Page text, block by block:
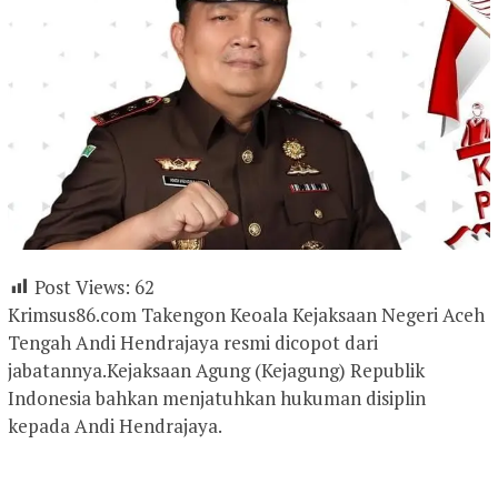
Post Views: 62
Krimsus86.com Takengon Keoala Kejaksaan Negeri Aceh
Tengah Andi Hendrajaya resmi dicopot dari
jabatannya.Kejaksaan Agung (Kejagung) Republik
Indonesia bahkan menjatuhkan hukuman disiplin
kepada Andi Hendrajaya.